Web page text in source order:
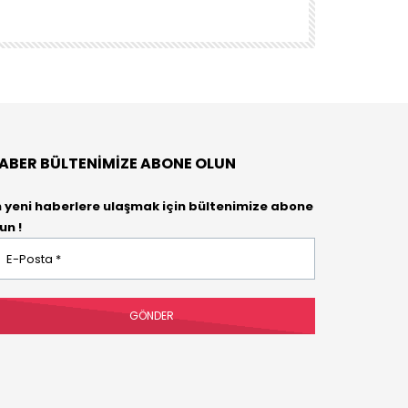
BÜLTENIMIZE ABONE OLUN
yeni haberlere ulaşmak için bültenimize abone
!